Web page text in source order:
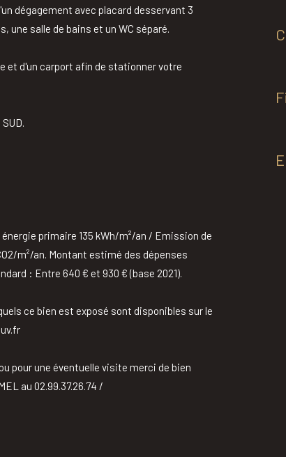
dégagement avec placard desservant 3
une salle de bains et un WC séparé.
et d'un carport afin de stationner votre
primaire 135 kWh/m²/an / Emission de
m²/an. Montant estimé des dépenses
: Entre 640 € et 930 € (base 2021).
ce bien est exposé sont disponibles sur le
pour une éventuelle visite merci de bien
au 02.99.37.26.74 /